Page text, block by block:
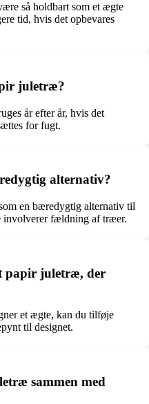
så holdbart som et ægte
tid, hvis det opbevares
juletræ?
år efter år, hvis det
for fugt.
alternativ?
en bæredygtig alternativ til
involverer fældning af træer.
papir juletræ, der
et ægte, kan du tilføje
til designet.
sammen med